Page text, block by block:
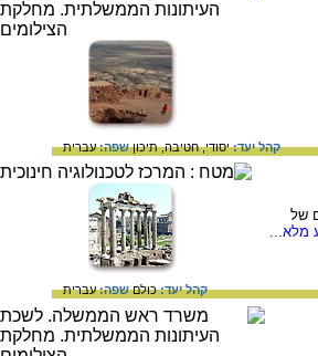
קהל יעד:יסודי,חטיבה,תיכוןשפה:עברית
של
מלא...
קהל יעד:כולםשפה:עברית